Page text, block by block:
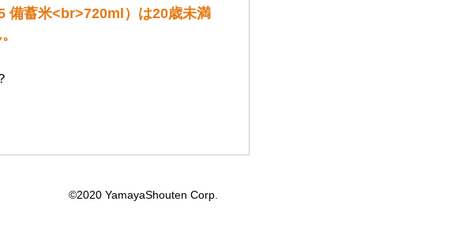
備蓄米<br>720ml）は20歳未満
©2020 YamayaShouten Corp.